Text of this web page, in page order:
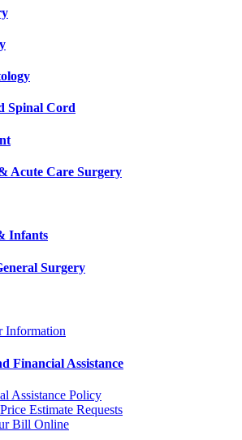
Spinal Cord
Acute Care Surgery
Infants
Surgery
Information
Financial Assistance
Assistance Policy
Estimate Requests
Bill Online